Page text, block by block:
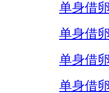
单身借
单身借
单身借
单身借